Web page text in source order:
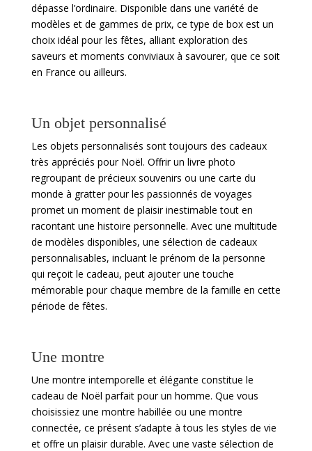
dépasse l’ordinaire. Disponible dans une variété de
modèles et de gammes de prix, ce type de box est un
choix idéal pour les fêtes, alliant exploration des
saveurs et moments conviviaux à savourer, que ce soit
en France ou ailleurs.
Un objet personnalisé
Les objets personnalisés sont toujours des cadeaux
très appréciés pour Noël. Offrir un livre photo
regroupant de précieux souvenirs ou une carte du
monde à gratter pour les passionnés de voyages
promet un moment de plaisir inestimable tout en
racontant une histoire personnelle. Avec une multitude
de modèles disponibles, une sélection de cadeaux
personnalisables, incluant le prénom de la personne
qui reçoit le cadeau, peut ajouter une touche
mémorable pour chaque membre de la famille en cette
période de fêtes.
Une montre
Une montre intemporelle et élégante constitue le
cadeau de Noël parfait pour un homme. Que vous
choisissiez une montre habillée ou une montre
connectée, ce présent s’adapte à tous les styles de vie
et offre un plaisir durable. Avec une vaste sélection de